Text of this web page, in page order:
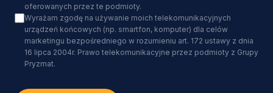
oferowanych przez te podmioty.
Wyrażam zgodę na używanie moich telekomunikacyjnych
urządzeń końcowych (np. smartfon, komputer) dla celów
marketingu bezpośredniego w rozumieniu art. 172 ustawy z dnia
16 lipca 2004r. Prawo telekomunikacyjne przez podmioty z Grupy
Pryzmat.